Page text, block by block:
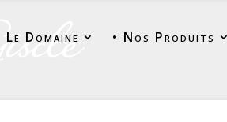
Le Domaine • Nos Produits